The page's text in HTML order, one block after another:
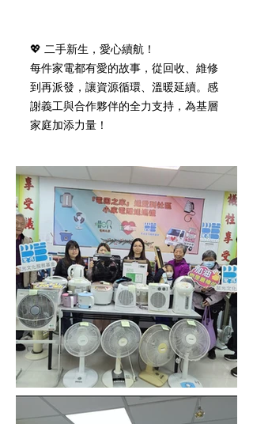
💖 二手新生，愛心續航！
每件家電都有愛的故事，從回收、維修
到再派發，讓資源循環、溫暖延續。感
謝義工與合作夥伴的全力支持，為基層
家庭加添力量！